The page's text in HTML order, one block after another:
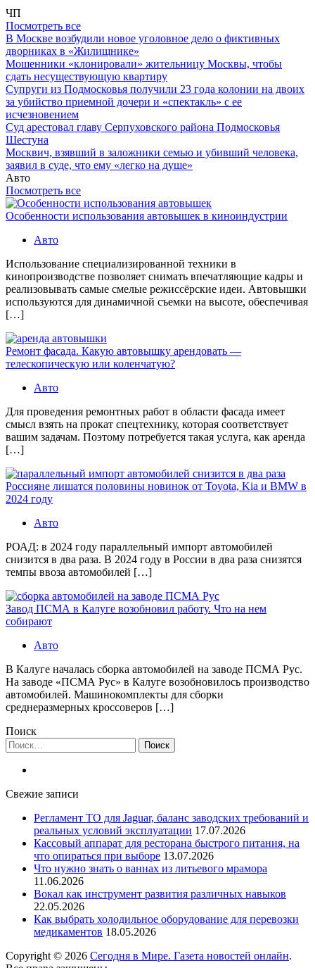
ЧП
Посмотреть все
В Москве возбудили новое уголовное дело о фиктивных
дворниках в «Жилищнике»
Мошенники «клонировали» жительницу Москвы, чтобы
сдать несуществующую квартиру
Супруги из Подмосковья получили 23 года колонии на двоих
за убийство приемной дочери и «спектакль» с ее
исчезновением
Суд арестовал главу Серпуховского района Подмосковья
Шестуна
Москвич, взявший в заложники семью и убивший человека,
заявил в суде, что ему «легко на душе»
Авто
Посмотреть все
Особенности использования автовышек в киноиндустрии
Авто
Использование специализированной техники в
кинопроизводстве позволяет снимать впечатляющие кадры и
реализовывать самые смелые режиссёрские идеи. Автовышки
используются для динамичной съемки на высоте, обеспечивая
[…]
Ремонт фасада. Какую автовышку арендовать —
телескопическую или коленчатую?
Авто
Для проведения ремонтных работ в области фасада имеет
смысл взять на прокат спецтехнику, которая соответствует
вашим задачам. Поэтому потребуется такая услуга, как аренда
[…]
Россияне лишатся половины новинок от Toyota, Kia и BMW в
2024 году
Авто
РОАД: в 2024 году параллельный импорт автомобилей
снизится в два раза. В 2024 году в России в два раза снизятся
темпы ввоза автомобилей […]
Завод ПСМА в Калуге возобновил работу. Что на нем
собирают
Авто
В Калуге началась сборка автомобилей на заводе ПСМА Рус.
На заводе «ПСМА Рус» в Калуге возобновилось производство
автомобилей. Машинокомплекты для сборки
среднеразмерных кроссоверов […]
Поиск
Найти:
Свежие записи
Регламент ТО для Jaguar, баланс заводских требований и
реальных условий эксплуатации 17.07.2026
Кассовый аппарат для ресторана быстрого питания, на
что опираться при выборе 13.07.2026
Что нужно знать о ваннах из литьевого мрамора
11.06.2026
Вокал как инструмент развития различных навыков
22.05.2026
Как выбрать холодильное оборудование для перевозки
медикаментов 18.05.2026
Copyright © 2026 Сегодня в Мире. Газета новостей онлайн.